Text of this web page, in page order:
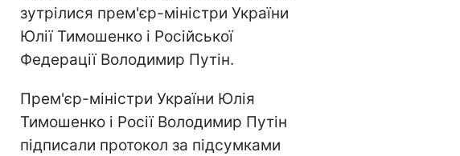
зутрілися прем'єр-міністри України
Юлії Тимошенко і Російської
Федерації Володимир Путін.
Прем'єр-міністри України Юлія
Тимошенко і Росії Володимир Путін
підписали протокол за підсумками